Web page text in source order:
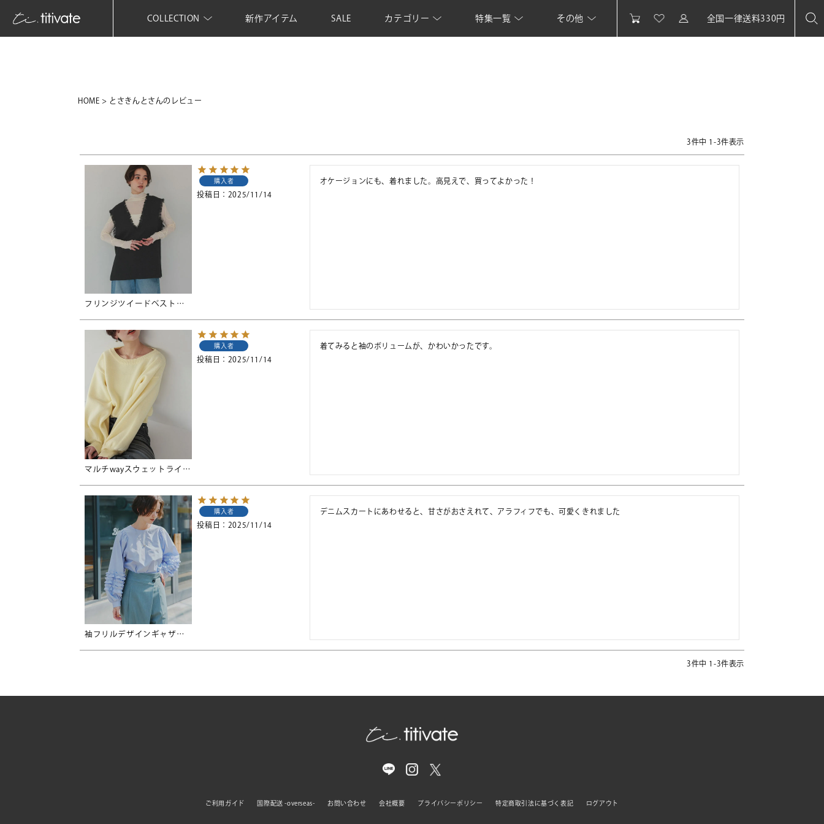
COLLECTION 新作アイテム SALE カテゴリー 特集一覧 その他 全国一律送料330円
HOME とさきんとさんのレビュー
3件中 1 -3件表示
フリンジツイードベスト【メール便可／100】
購入者
投稿日 2025/11/14
オケージョンにも、着れました。高見えで、買ってよかった！
マルチwayスウェットライクニットプルオーバー
購入者
投稿日 2025/11/14
着てみると袖のボリュームが、かわいかったです。
袖フリルデザインギャザーブラウス
購入者
投稿日 2025/11/14
デニムスカートにあわせると、甘さがおさえれて、アラフィフでも、可愛くきれました
3件中 1 -3件表示
ご利用ガイド 国際配送 -overseas- お問い合わせ 会社概要 プライバシーポリシー 特定商取引法に基づく表記 ログアウト